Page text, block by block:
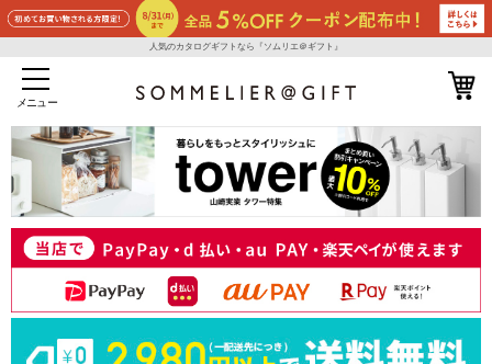
人気のカタログギフトなら『ソムリエ＠ギフト』
メニュー